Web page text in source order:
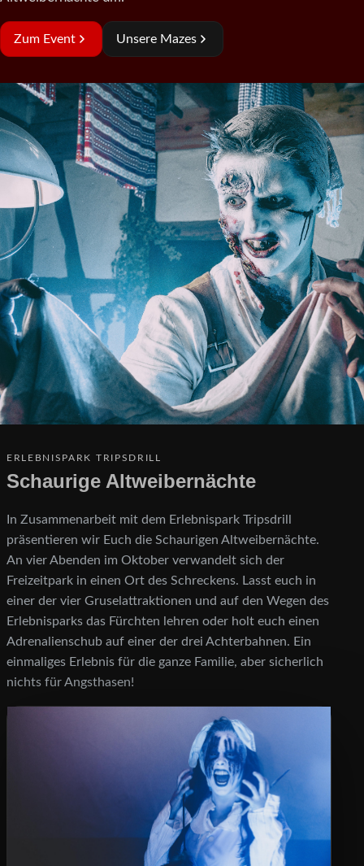
Zum Event Unsere Mazes
ERLEBNISPARK TRIPSDRILL
Schaurige Altweibernächte
In Zusammenarbeit mit dem Erlebnispark Tripsdrill
präsentieren wir Euch die Schaurigen Altweibernächte.
An vier Abenden im Oktober verwandelt sich der
Freizeitpark in einen Ort des Schreckens. Lasst euch in
einer der vier Gruselattraktionen und auf den Wegen des
Erlebnisparks das Fürchten lehren oder holt euch einen
Adrenalienschub auf einer der drei Achterbahnen. Ein
einmaliges Erlebnis für die ganze Familie, aber sicherlich
nichts für Angsthasen!